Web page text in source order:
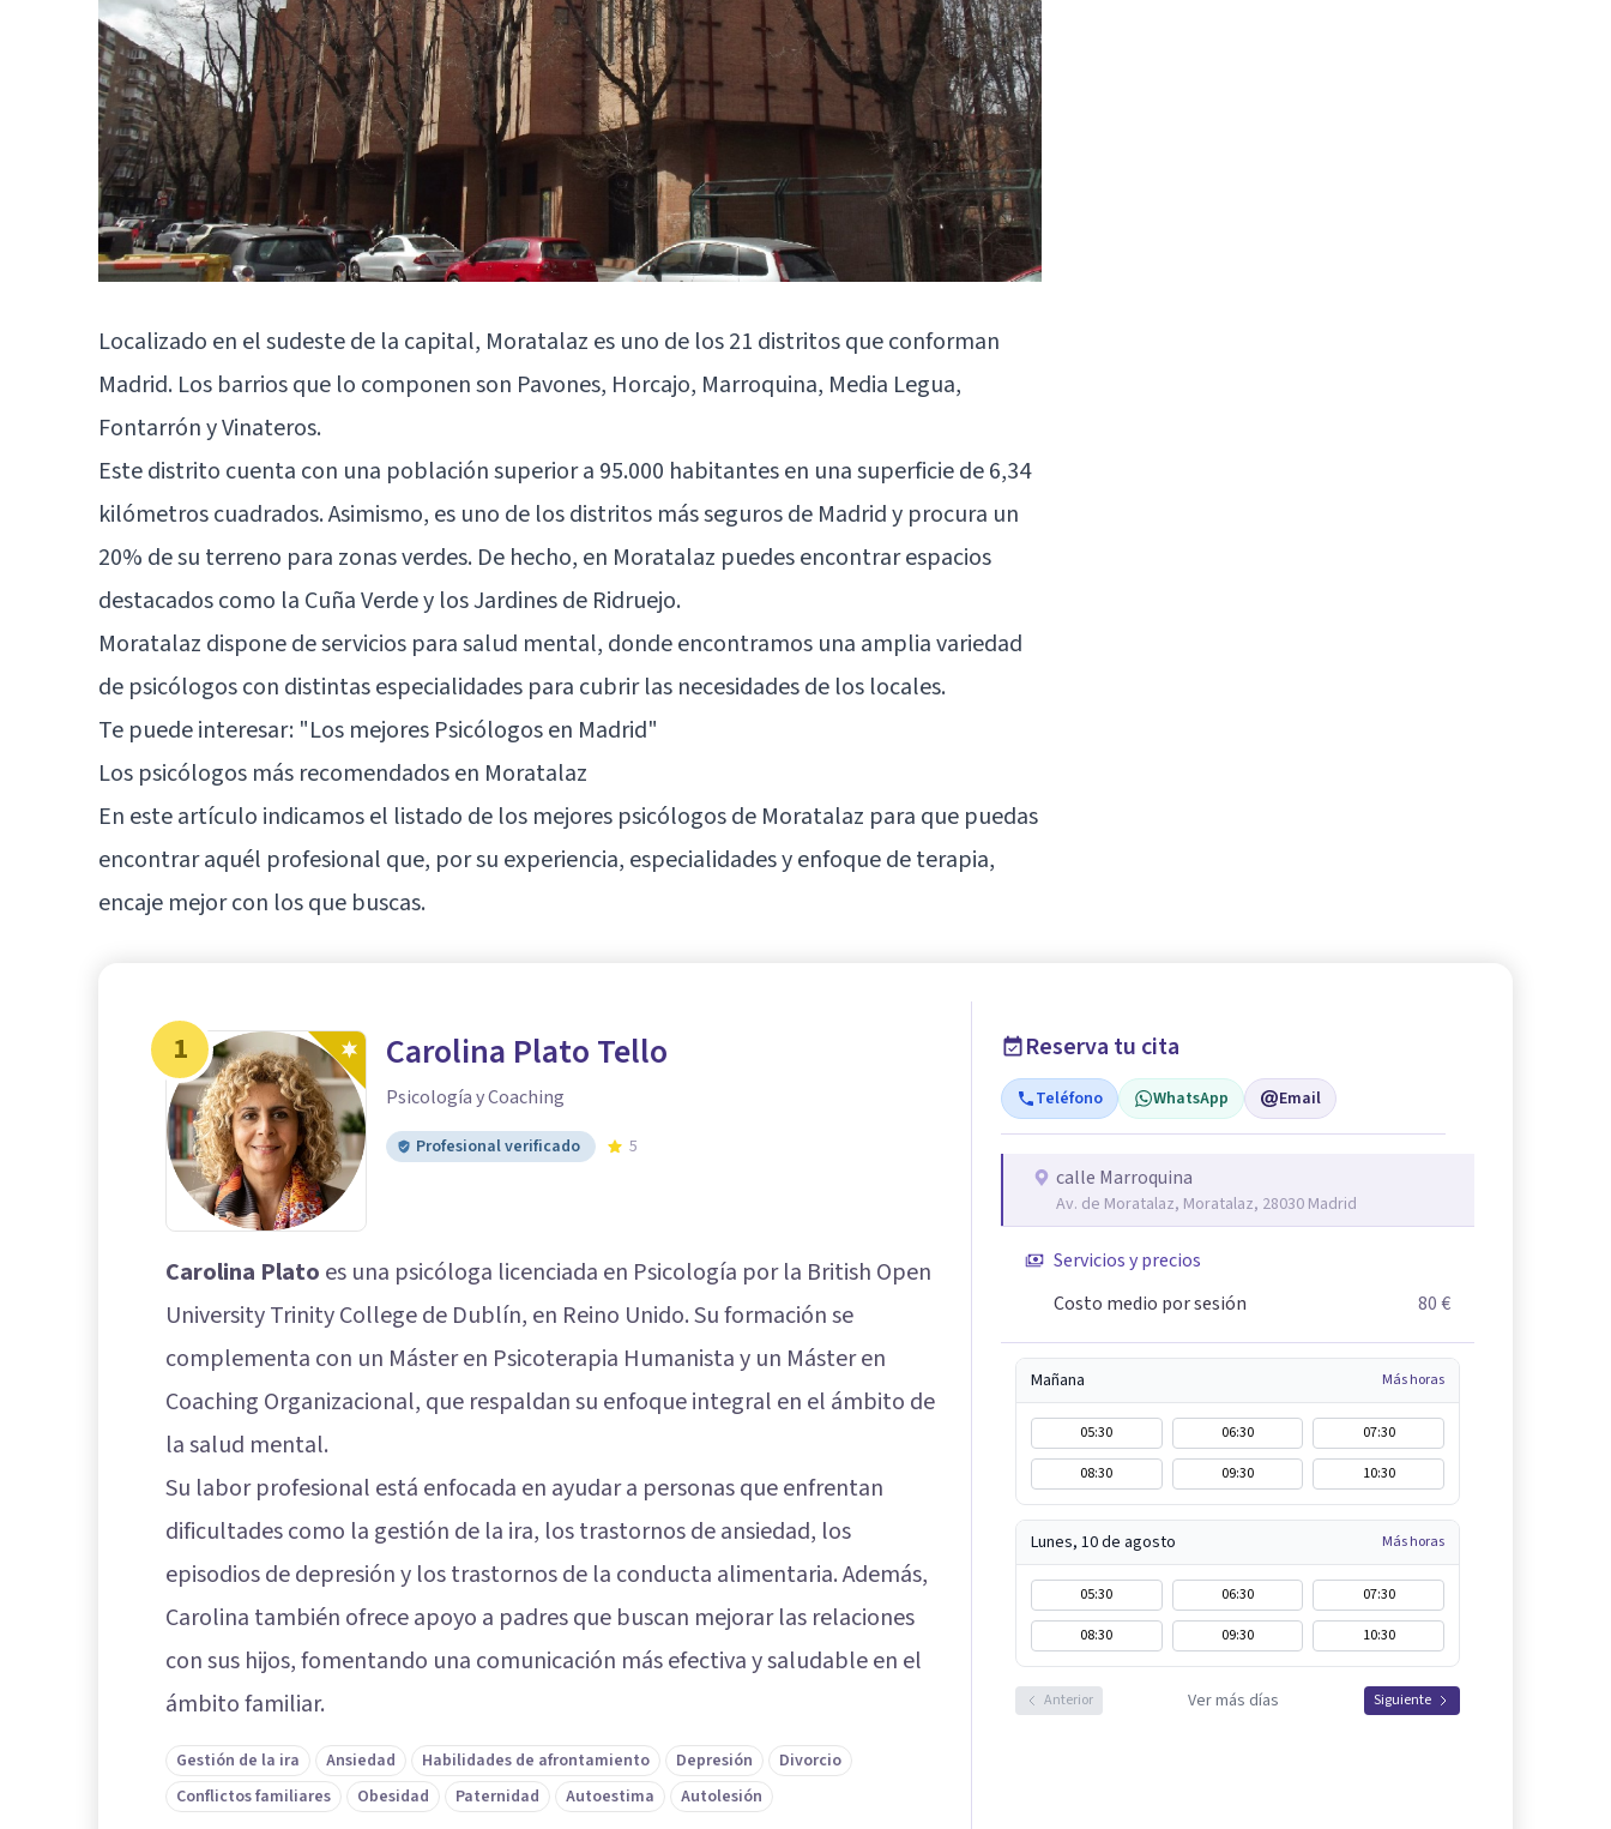
Localizado en el sudeste de la capital, Moratalaz es uno de los 21 distritos que conforman
Madrid. Los barrios que lo componen son Pavones, Horcajo, Marroquina, Media Legua,
Fontarrón y Vinateros.
Este distrito cuenta con una población superior a 95.000 habitantes en una superficie de 6,34
kilómetros cuadrados. Asimismo, es uno de los distritos más seguros de Madrid y procura un
20% de su terreno para zonas verdes. De hecho, en Moratalaz puedes encontrar espacios
destacados como la Cuña Verde y los Jardines de Ridruejo.
Moratalaz dispone de servicios para salud mental, donde encontramos una amplia variedad
de psicólogos con distintas especialidades para cubrir las necesidades de los locales.
Te puede interesar: "Los mejores Psicólogos en Madrid"
Los psicólogos más recomendados en Moratalaz
En este artículo indicamos el listado de los mejores psicólogos de Moratalaz para que puedas
encontrar aquél profesional que, por su experiencia, especialidades y enfoque de terapia,
encaje mejor con los que buscas.
1 Carolina Plato Tello
Psicología y Coaching
Profesional verificado 5
Carolina Plato es una psicóloga licenciada en Psicología por la British Open
University Trinity College de Dublín, en Reino Unido. Su formación se
complementa con un Máster en Psicoterapia Humanista y un Máster en
Coaching Organizacional, que respaldan su enfoque integral en el ámbito de
la salud mental.
Su labor profesional está enfocada en ayudar a personas que enfrentan
dificultades como la gestión de la ira, los trastornos de ansiedad, los
episodios de depresión y los trastornos de la conducta alimentaria. Además,
Carolina también ofrece apoyo a padres que buscan mejorar las relaciones
con sus hijos, fomentando una comunicación más efectiva y saludable en el
ámbito familiar.
Gestión de la ira Ansiedad Habilidades de afrontamiento Depresión
Divorcio
Conflictos familiares
Obesidad Paternidad Autoestima Autolesión
Reserva tu cita
Teléfono WhatsApp Email
calle Marroquina
Av. de Moratalaz, Moratalaz, 28030 Madrid
Servicios y precios
Costo medio por sesión
80 €
Mañana Más horas
05:30 06:30
07:30
08:30
09:30 10:30
Lunes, 10 de agosto Más horas
05:30 06:30
07:30
08:30
09:30 10:30
Anterior Ver más días Siguiente